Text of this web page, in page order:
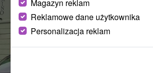
Magazyn reklam
Reklamowe dane użytkownika
Personalizacja reklam